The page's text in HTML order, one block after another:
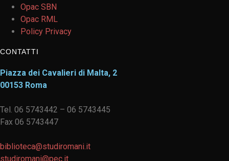
Opac SBN
Opac RML
Policy Privacy
CONTATTI
Piazza dei Cavalieri di Malta, 2
00153 Roma
Tel. 06 5743442 – 06 5743445
Fax 06 5743447
biblioteca@studiromani.it
studiromani@pec.it